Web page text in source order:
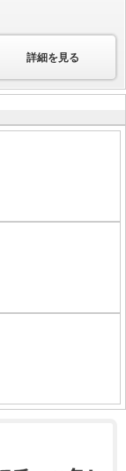
詳細を見る